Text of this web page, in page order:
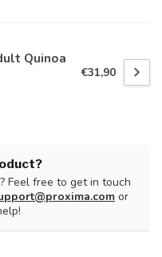
Quinoa
€31,90
Feel free to get in touch
or